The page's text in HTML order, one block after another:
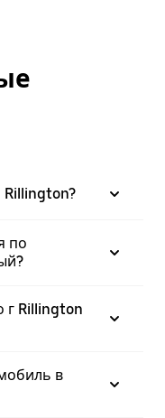
Rillington?
по
Rillington
в